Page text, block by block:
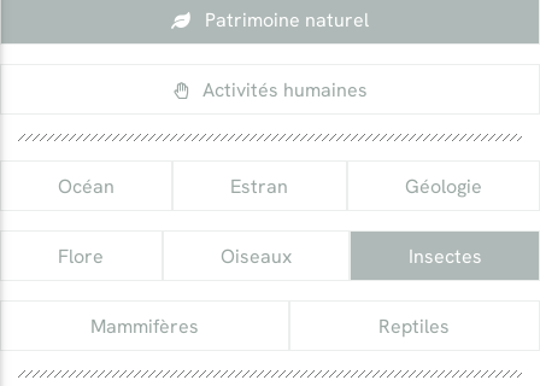
Patrimoine naturel
Activités humaines
Océan Estran Géologie
Flore Oiseaux Insectes
Mammifères Reptiles